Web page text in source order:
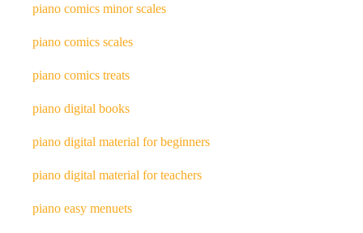
piano comics minor scales
piano comics scales
piano comics treats
piano digital books
piano digital material for beginners
piano digital material for teachers
piano easy menuets